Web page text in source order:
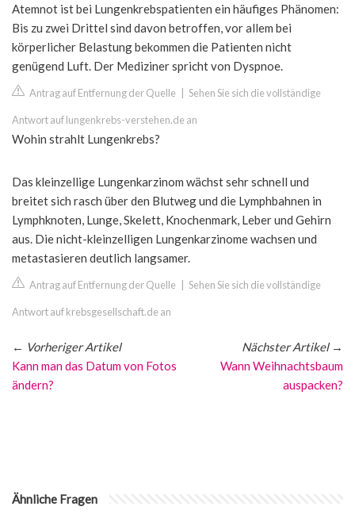
Atemnot ist bei Lungenkrebspatienten ein häufiges Phänomen:
Bis zu zwei Drittel sind davon betroffen, vor allem bei
körperlicher Belastung bekommen die Patienten nicht
genügend Luft. Der Mediziner spricht von Dyspnoe.
Antrag auf Entfernung der Quelle Sehen Sie sich die vollständige
Antwort auf lungenkrebs-verstehen.de an
Wohin strahlt Lungenkrebs?
Das kleinzellige Lungenkarzinom wächst sehr schnell und
breitet sich rasch über den Blutweg und die Lymphbahnen in
Lymphknoten, Lunge, Skelett, Knochenmark, Leber und Gehirn
aus. Die nicht-kleinzelligen Lungenkarzinome wachsen und
metastasieren deutlich langsamer.
Antrag auf Entfernung der Quelle Sehen Sie sich die vollständige
Antwort auf krebsgesellschaft.de an
← Vorheriger Artikel
Kann man das Datum von Fotos
ändern?
Nächster Artikel→
Wann Weihnachtsbaum
auspacken?
Ähnliche Fragen